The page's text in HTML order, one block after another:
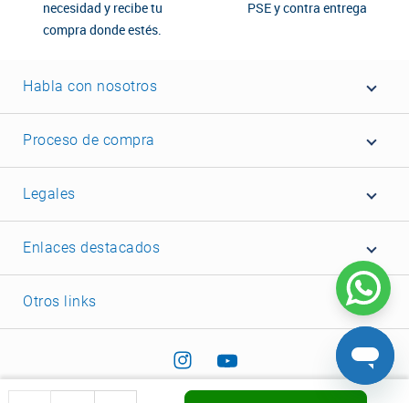
necesidad y recibe tu
compra donde estés.
PSE y contra entrega
Habla con nosotros
Proceso de compra
Legales
Enlaces destacados
Otros links